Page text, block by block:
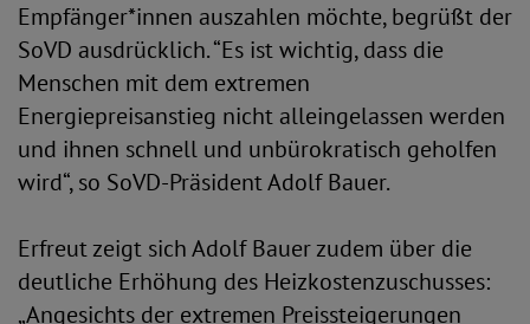
Empfänger*innen auszahlen möchte, begrüßt der
SoVD ausdrücklich. “Es ist wichtig, dass die
Menschen mit dem extremen
Energiepreisanstieg nicht alleingelassen werden
und ihnen schnell und unbürokratisch geholfen
wird“, so SoVD-Präsident Adolf Bauer.
Erfreut zeigt sich Adolf Bauer zudem über die
deutliche Erhöhung des Heizkostenzuschusses:
„Angesichts der extremen Preissteigerungen